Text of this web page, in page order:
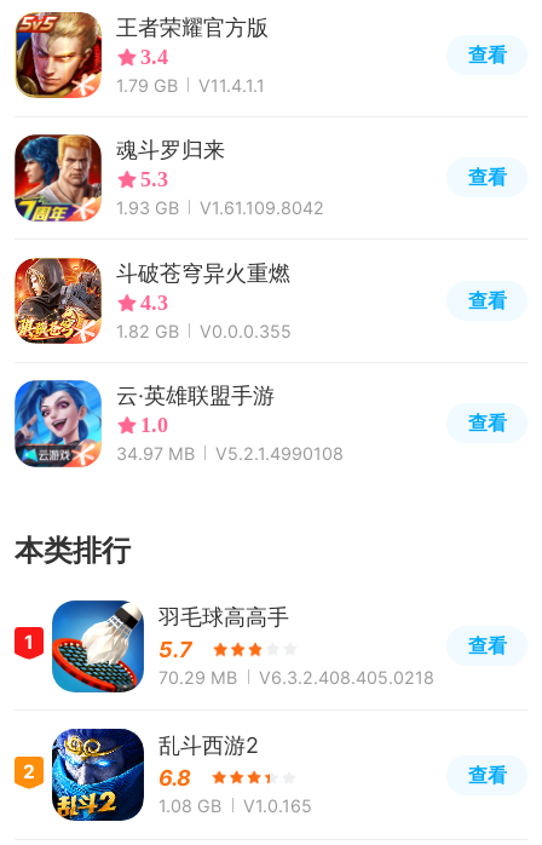
王者荣耀官方版
3.4
1.79 GB V11.4.1.1
查看
魂斗罗归来
5.3
1.93 GB V1.61.109.8042
查看
斗破苍穹异火重燃
4.3
1.82 GB V0.0.0.355
查看
云·英雄联盟手游
1.0
34.97 MB V5.2.1.4990108
查看
本类排行
1
羽毛球高高手
5.7
70.29 MB V6.3.2.408.405.0218
查看
2
乱斗西游2
6.8
1.08 GB V1.0.165
查看